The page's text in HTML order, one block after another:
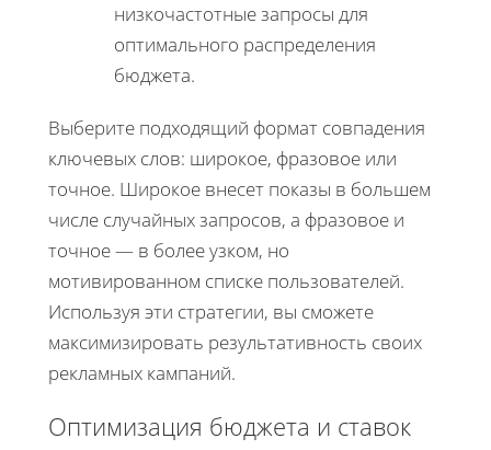
низкочастотные запросы для
оптимального распределения
бюджета.
Выберите подходящий формат совпадения
ключевых слов: широкое, фразовое или
точное. Широкое внесет показы в большем
числе случайных запросов, а фразовое и
точное — в более узком, но
мотивированном списке пользователей.
Используя эти стратегии, вы сможете
максимизировать результативность своих
рекламных кампаний.
Оптимизация бюджета и ставок